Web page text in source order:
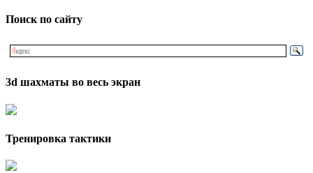
Поиск по сайту
3d шахматы во весь экран
Тренировка тактики